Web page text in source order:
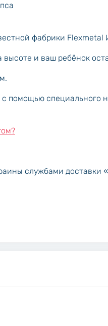
фабрики Flexmetal
высоте и ваш ребёнок
помощью специального
службами доставки